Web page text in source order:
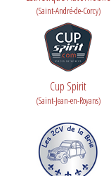
(Saint-André-de-Corcy)
Cup Spirit
(Saint-Jean-en-Royans)